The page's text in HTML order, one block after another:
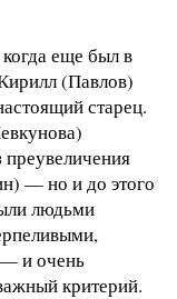
еще был в
(Павлов)
старец.
преувеличения
— но и до этого
людьми
и очень
критерий.